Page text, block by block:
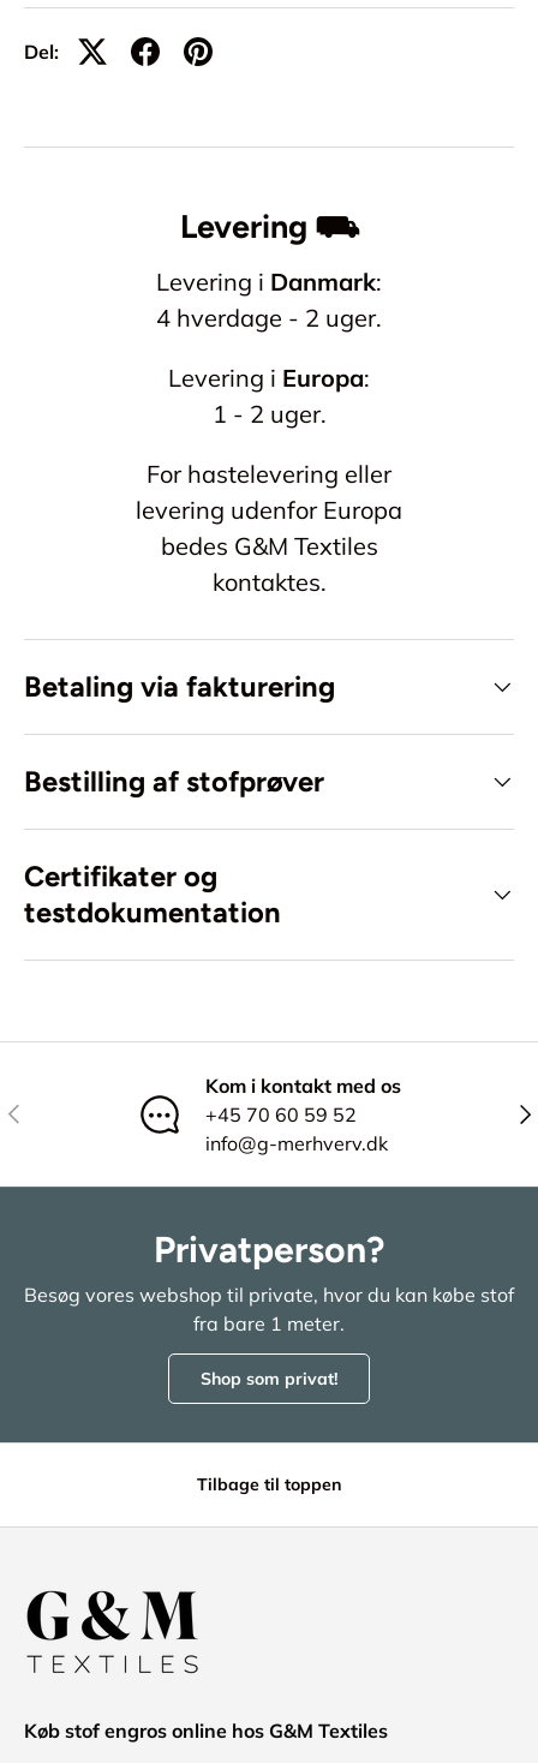
Del:
Levering ⛟
Levering i Danmark:
4 hverdage - 2 uger.
Levering i Europa:
1 - 2 uger.
For hastelevering eller
levering udenfor Europa
bedes G&M Textiles
kontaktes.
Betaling via fakturering
Bestilling af stofprøver
Certifikater og
testdokumentation
Tidligere
Kom i kontakt med os
+45 70 60 59 52
info@g-merhverv.dk
Privatperson?
Besøg vores webshop til private, hvor du kan købe stof
fra bare 1 meter.
Shop som privat!
Tilbage til toppen
Køb stof engros online hos G&M Textiles